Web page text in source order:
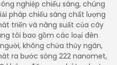
nghiệp chiếu sáng, chúng
pháp chiếu sáng chất lượng
triển và năng suất của cây
tôi bao gồm các loại đèn
không chứa thủy ngân,
ra bước sóng 222 nanomet,